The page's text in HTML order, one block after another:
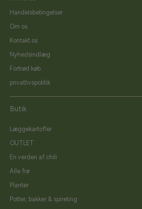
Handelsbetingelser
Om os
Kontakt os
Nyhedsindlæg
Fortrød køb
privatlivspolitik
Butik
Læggekartofler
OUTLET
En verden af chili
Alle frø
Planter
Potter, bakker & spireting